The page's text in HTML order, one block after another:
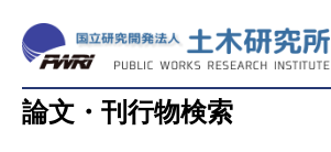
論文・刊行物検索